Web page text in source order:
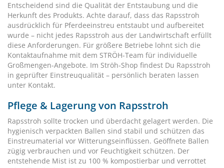
Entscheidend sind die Qualität der Entstaubung und die
Herkunft des Produkts. Achte darauf, dass das Rapsstroh
ausdrücklich für Pferdeeinstreu entstaubt und aufbereitet
wurde – nicht jedes Rapsstroh aus der Landwirtschaft erfüllt
diese Anforderungen. Für größere Betriebe lohnt sich die
Kontaktaufnahme mit dem STRÖH-Team für individuelle
Großmengen-Angebote. Im Ströh-Shop findest Du Rapsstroh
in geprüfter Einstreuqualität – persönlich beraten lassen
unter Kontakt.
Pflege & Lagerung von Rapsstroh
Rapsstroh sollte trocken und überdacht gelagert werden. Die
hygienisch verpackten Ballen sind stabil und schützen das
Einstreumaterial vor Witterungseinflüssen. Geöffnete Ballen
zügig verbrauchen und vor Feuchtigkeit schützen. Der
entstehende Mist ist zu 100 % kompostierbar und verrottet